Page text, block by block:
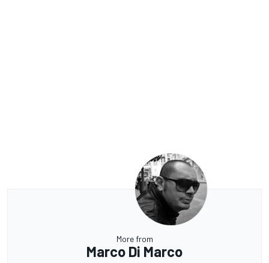
More from
Marco Di Marco